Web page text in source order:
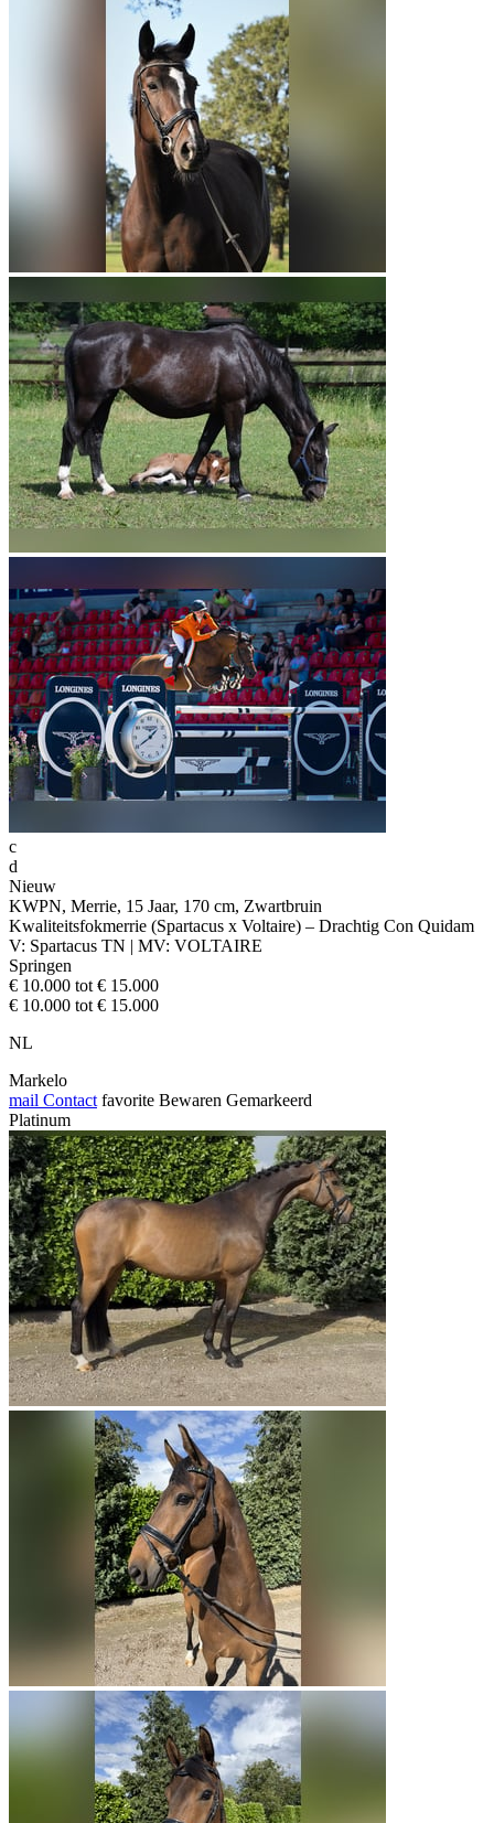
c
d
Nieuw
KWPN, Merrie, 15 Jaar, 170 cm, Zwartbruin
Kwaliteitsfokmerrie (Spartacus x Voltaire) – Drachtig Con Quidam
V: Spartacus TN | MV: VOLTAIRE
Springen
€ 10.000 tot € 15.000
€ 10.000 tot € 15.000
NL
Markelo
mail Contact favorite Bewaren Gemarkeerd
Platinum